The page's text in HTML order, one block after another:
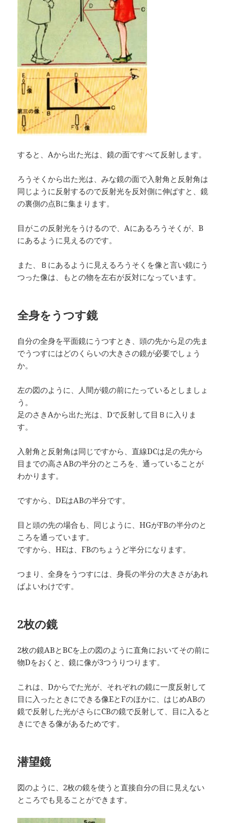
すると、Aから出た光は、鏡の面ですべて反射します。
ろうそくから出た光は、みな鏡の面で入射角と反射角は
同じように反射するので反射光を反対側に伸ばすと、鏡
の裏側の点Bに集まります。
目がこの反射光をうけるので、Aにあるろうそくが、B
にあるように見えるのです。
また、Ｂにあるように見えるろうそくを像と言い鏡にう
つった像は、もとの物を左右が反対になっています。
全身をうつす鏡
自分の全身を平面鏡にうつすとき、頭の先から足の先ま
でうつすにはどのくらいの大きさの鏡が必要でしょう
か。
左の図のように、人間が鏡の前にたっているとしましょ
う。
足のさきAから出た光は、Dで反射して目Ｂに入りま
す。
入射角と反射角は同じですから、直線DCは足の先から
目までの高さABの半分のところを、通っていることが
わかります。
ですから、DEはABの半分です。
目と頭の先の場合も、同じように、HGがFBの半分のと
ころを通っています。
ですから、HEは、FBのちょうど半分になります。
つまり、全身をうつすには、身長の半分の大きさがあれ
ばよいわけです。
2枚の鏡
2枚の鏡ABとBCを上の図のように直角においてその前に
物Dをおくと、鏡に像が3つうりつります。
これは、Dからでた光が、それぞれの鏡に一度反射して
目に入ったときにできる像EとFのほかに、はじめABの
鏡で反射した光がさらにCBの鏡で反射して、目に入ると
きにできる像があるためです。
潜望鏡
図のように、2枚の鏡を使うと直接自分の目に見えない
ところでも見ることができます。